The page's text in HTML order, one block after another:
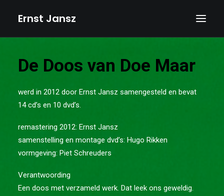
Ernst Jansz
HOME
NIEUWS
BOEKEN
TEKSTEN
TEKENINGEN
De Doos van Doe Maar
werd in 2012 door Ernst Jansz samengesteld en bevat
14 cd’s en 10 dvd’s.
remastering 2012: Ernst Jansz
samenstelling en montage dvd’s: Hugo Rikken
vormgeving: Piet Schreuders
Verantwoording
Een doos met verzameld werk. Dat leek ons geweldig.